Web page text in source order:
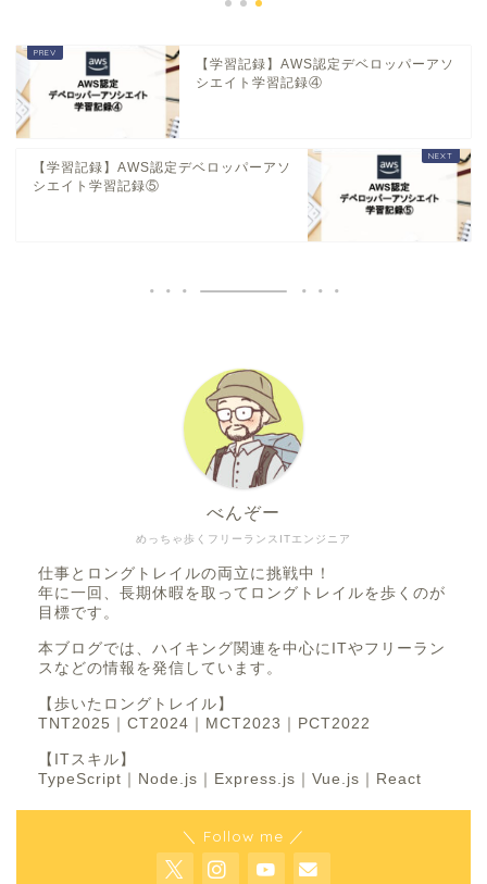
【学習記録】AWS認定デベロッパーアソ
シエイト学習記録④
【学習記録】AWS認定デベロッパーアソ
シエイト学習記録⑤
めっちゃ歩くフリーランスITエンジニア
べんぞー
仕事とロングトレイルの両立に挑戦中！
年に一回、長期休暇を取ってロングトレイルを歩くのが
目標です。
本ブログでは、ハイキング関連を中心にITやフリーラン
スなどの情報を発信しています。
【歩いたロングトレイル】
TNT2025｜CT2024｜MCT2023｜PCT2022
【ITスキル】
TypeScript｜Node.js｜Express.js｜Vue.js｜React
＼ Follow me ／